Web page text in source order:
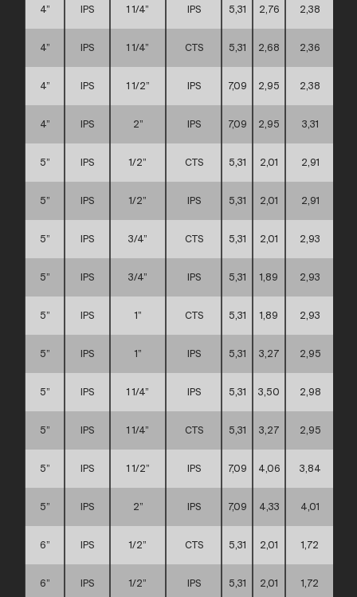
4” IPS 1 1/4” IPS 5,31 2,76 2,38
4” IPS 1 1/4” CTS 5,31 2,68 2,36
4” IPS 1 1/2” IPS 7,09 2,95 2,38
4” IPS 2” IPS 7,09 2,95 3,31
5” IPS 1/2” CTS 5,31 2,01 2,91
5” IPS 1/2” IPS 5,31 2,01 2,91
5” IPS 3/4” CTS 5,31 2,01 2,93
5” IPS 3/4” IPS 5,31 1,89 2,93
5” IPS 1” CTS 5,31 1,89 2,93
5” IPS 1” IPS 5,31 3,27 2,95
5” IPS 1 1/4” IPS 5,31 3,50 2,98
5” IPS 1 1/4” CTS 5,31 3,27 2,95
5” IPS 1 1/2” IPS 7,09 4,06 3,84
5” IPS 2” IPS 7,09 4,33 4,01
6” IPS 1/2” CTS 5,31 2,01 1,72
6” IPS 1/2” IPS 5,31 2,01 1,72